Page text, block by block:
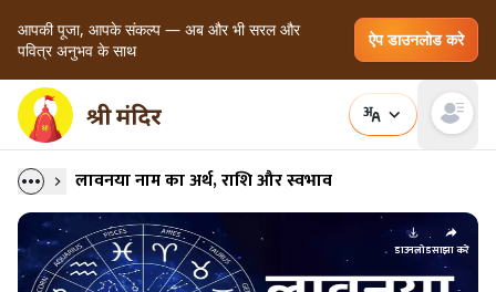
आपकी पूजा, आपके संकल्प — अब और भी सरल और
पवित्र अनुभव के साथ
ऐप डाउनलोड करे
Open
लावनया नाम का अर्थ, राशि और स्वभाव
डाउनलोडसाझा करें